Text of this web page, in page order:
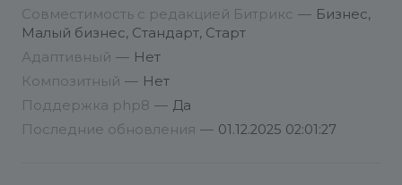
В течение 10днейпосле установки вы можете
бесплатно использовать модуль, без каких-либо
ограничений.
сайтов. Поэтому, пожалуйста, перед установкой
модуля проверьте корректную работы фильтра:
Совместимость с редакцией Битрикс — Бизнес,
Малый бизнес, Стандарт, Старт
Адаптивный — Нет
Композитный — Нет
Поддержка php8 — Да
Последние обновления — 01.12.2025 02:01:27